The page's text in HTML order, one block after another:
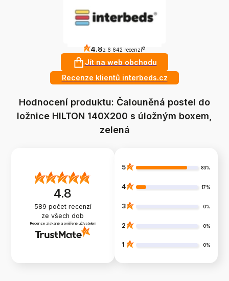
4.8z 6 642 recenzí ?
Jít na web obchodu
Recenze klientů interbeds.cz
Hodnocení produktu: Čalouněná postel do
ložnice HILTON 140X200 s úložným boxem,
zelená
4.8
589 počet recenzí
ze všech dob
Recenze získané a ověřené uživatelem
5 83%
4 17%
3 0%
2 0%
1 0%